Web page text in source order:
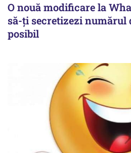
O nouă modificare la
să-ți secretizezi numărul
posibil